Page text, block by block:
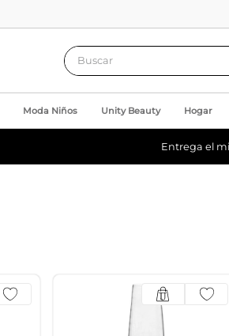
Buscar
Moda Niños Unity Beauty Hogar
Entrega el